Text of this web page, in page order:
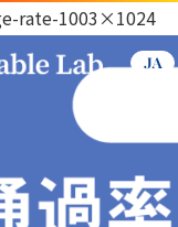
JA
rate-1003×1024